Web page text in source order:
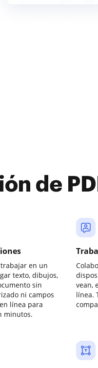
de
en un
texto, dibujos,
sin
ni campos
línea para
minutos.
vean,
línea.